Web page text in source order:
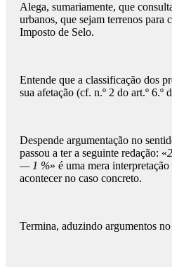
Alega, sumariamente, que
urbanos, que sejam terrenos para
Imposto de Selo.
Entende que a classificação dos
sua afetação (cf. n.º 2 do art.º 6.º
Despende argumentação no
passou a ter a seguinte redação: «
— 1 %» é uma mera
acontecer no caso concreto.
Termina, aduzindo argumentos